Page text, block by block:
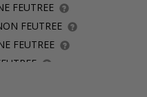
FEUTREE
FEUTREE
FEUTREE